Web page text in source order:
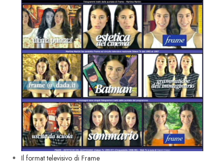
Il format televisivo di Frame